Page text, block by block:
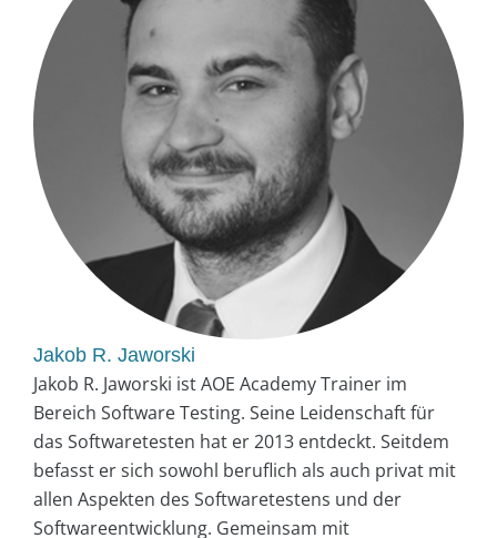
Jakob R. Jaworski
Jakob R. Jaworski ist AOE Academy Trainer im
Bereich Software Testing. Seine Leidenschaft für
das Softwaretesten hat er 2013 entdeckt. Seitdem
befasst er sich sowohl beruflich als auch privat mit
allen Aspekten des Softwaretestens und der
Softwareentwicklung. Gemeinsam mit